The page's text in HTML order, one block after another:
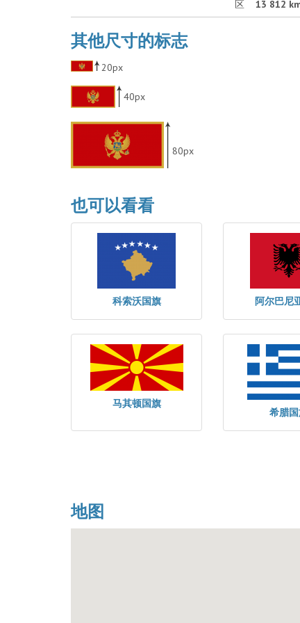
区 13 812
其他尺寸的标志
20px
40px
80px
也可以看看
科索沃国旗 阿尔巴尼
马其顿国旗
希腊
地图